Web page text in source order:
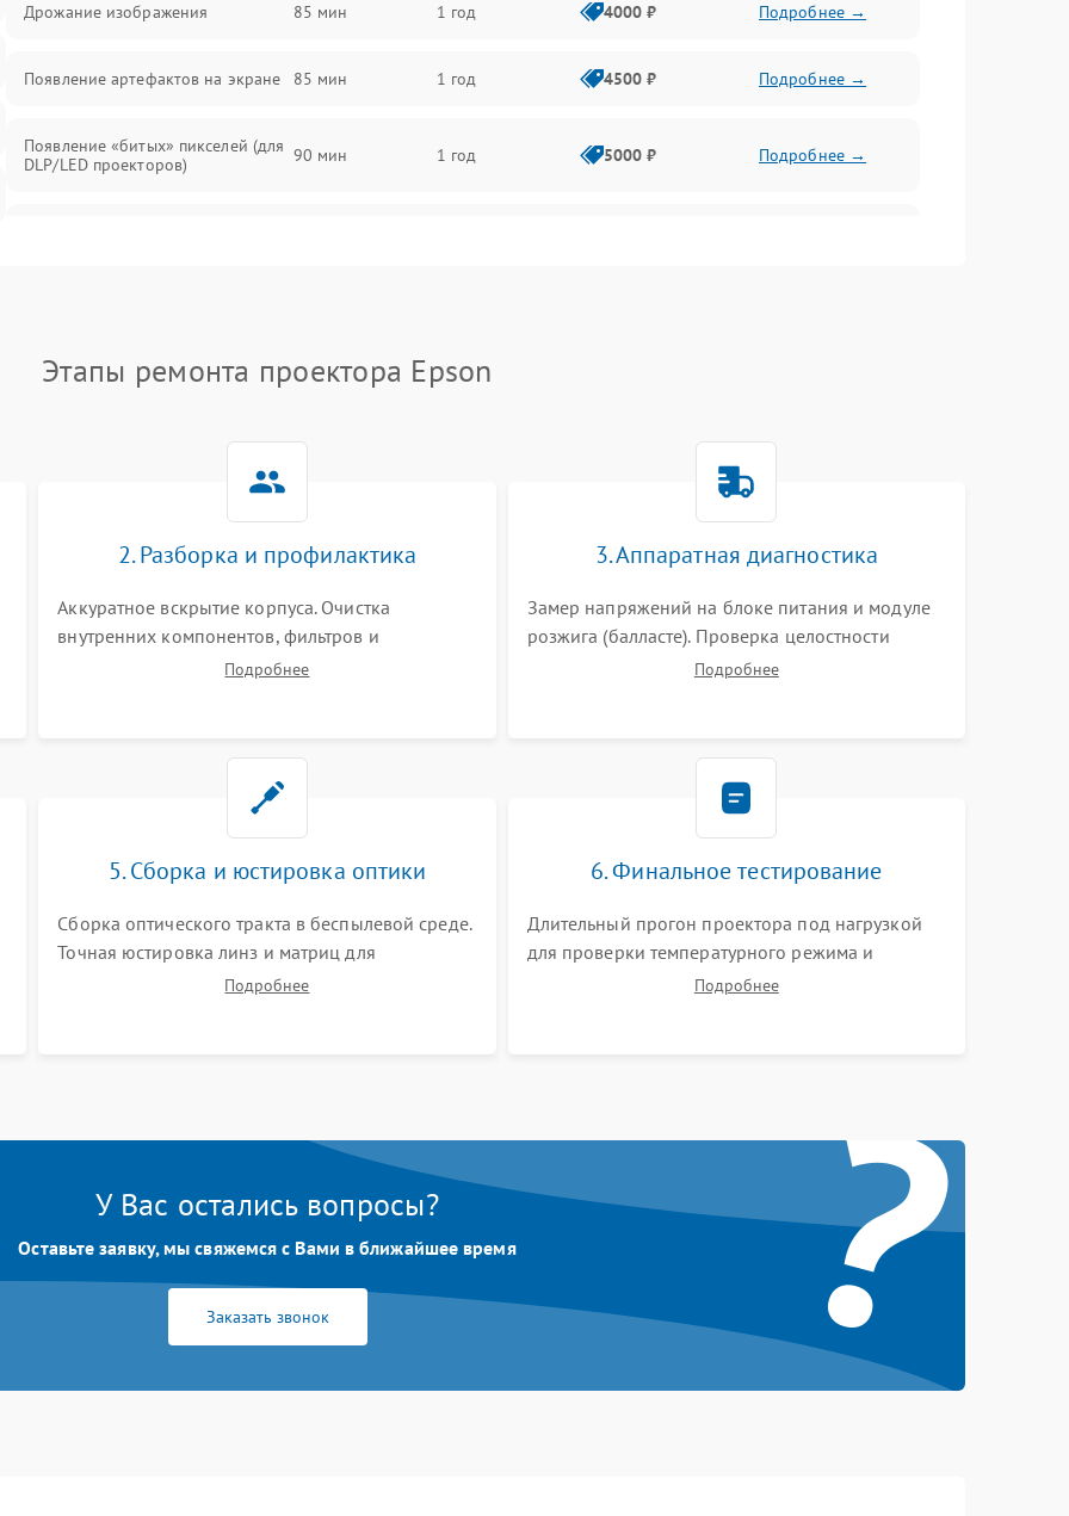
Дрожание изображения 85 мин 1 год 4000 ₽ Подробнее →
Появление артефактов на экране 85 мин 1 год 4500 ₽ Подробнее →
Появление «битых» пикселей (для
DLP/LED проекторов)
90 мин 1 год 5000 ₽ Подробнее →
коррекция трапеции (Keystone)
Проблемы с масштабированием
80 мин 3500 ₽ Подробнее →
Этапы ремонта проектора Epson
2. Разборка и профилактика
Аккуратное вскрытие корпуса. Очистка
внутренних компонентов, фильтров и
вентиляторов от накопившейся пыли.
Подробнее
3. Аппаратная диагностика
Замер напряжений на блоке питания и модуле
розжига (балласте). Проверка целостности
цветового колеса (DLP) или поляризаторов (LCD).
Подробнее
5. Сборка и юстировка оптики
Сборка оптического тракта в беспылевой среде.
Точная юстировка линз и матриц для
правильного сведения цветов и устранения
Подробнее
6. Финальное тестирование
Длительный прогон проектора под нагрузкой
для проверки температурного режима и
отсутствия перегрева. Оценка фокуса,
Подробнее
?
У Вас остались вопросы?
Оставьте заявку, мы свяжемся с Вами в ближайшее время
Заказать звонок